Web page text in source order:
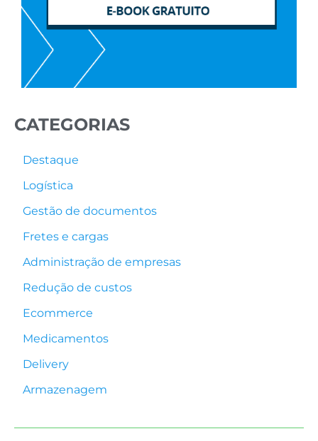
CATEGORIAS
Destaque
Logística
Gestão de documentos
Fretes e cargas
Administração de empresas
Redução de custos
Ecommerce
Medicamentos
Delivery
Armazenagem